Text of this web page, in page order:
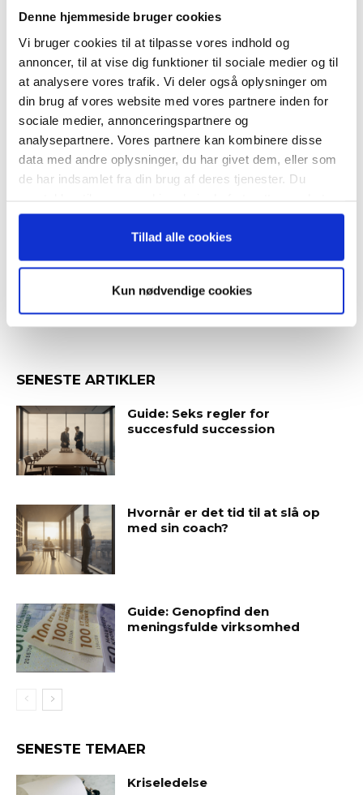
Denne hjemmeside bruger cookies
Vi bruger cookies til at tilpasse vores indhold og
annoncer, til at vise dig funktioner til sociale medier og til
at analysere vores trafik. Vi deler også oplysninger om
din brug af vores website med vores partnere inden for
sociale medier, annonceringspartnere og
analysepartnere. Vores partnere kan kombinere disse
data med andre oplysninger, du har givet dem, eller som
de har indsamlet fra din brug af deres tjenester. Du
anvende vores hjemmeside.
Tillad alle cookies
Kun nødvendige cookies
RELATEREDE ARTIKLER
Guide: Genopfind den
meningsfulde virksomhed
Guide: Fem tegn på, at
SENESTE ARTIKLER
Guide: Seks regler for
succesfuld succession
Hvornår er det tid til at slå op
med sin coach?
Guide: Genopfind den
meningsfulde virksomhed
SENESTE TEMAER
Kriseledelse
nyhedsbrev
– og modtag Ole Borchs bog
“Succes i en dansk bestyrelse”
Bestyrelsesguidens ugentlige nyhedsbrev samt
Tilmeld